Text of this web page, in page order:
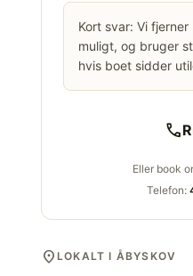
Kort svar: Vi
muligt, og bruger
hvis boet sidder
call
Eller book
Telefon:
location_on LOKALT I ÅBYSKOV